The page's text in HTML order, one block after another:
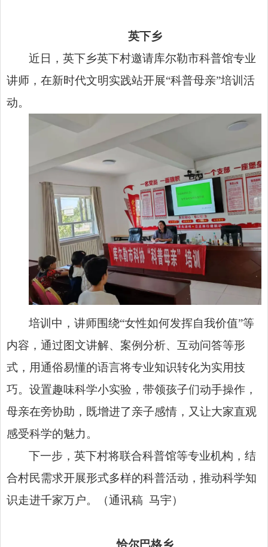
英下乡
近日，英下乡英下村邀请库尔勒市科普馆专业
讲师，在新时代文明实践站开展“科普母亲”培训活
动。
培训中，讲师围绕“女性如何发挥自我价值”等
内容，通过图文讲解、案例分析、互动问答等形
式，用通俗易懂的语言将专业知识转化为实用技
巧。设置趣味科学小实验，带领孩子们动手操作，
母亲在旁协助，既增进了亲子感情，又让大家直观
感受科学的魅力。
下一步，英下村将联合科普馆等专业机构，结
合村民需求开展形式多样的科普活动，推动科学知
识走进千家万户。（通讯稿 马宇）
恰尔巴格乡